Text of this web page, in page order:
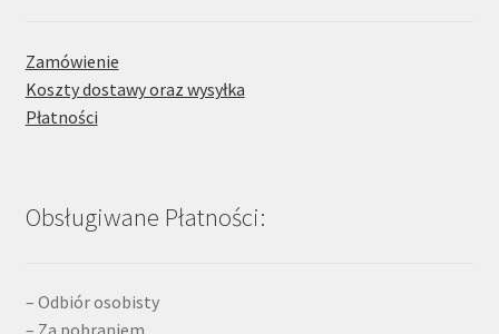
Zamówienie
Koszty dostawy oraz wysyłka
Płatności
Obsługiwane Płatności:
– Odbiór osobisty